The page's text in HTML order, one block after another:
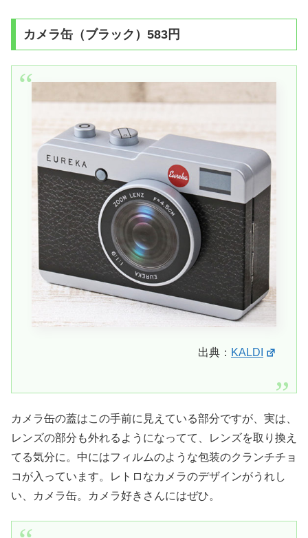
カメラ缶（ブラック）583円
出典： KALDI
カメラ缶の蓋はこの手前に見えている部分ですが、実は、
レンズの部分も外れるようになってて、レンズを取り換え
てる気分に。中にはフィルムのような包装のクランチチョ
コが入っています。レトロなカメラのデザインがうれし
い、カメラ缶。カメラ好きさんにはぜひ。